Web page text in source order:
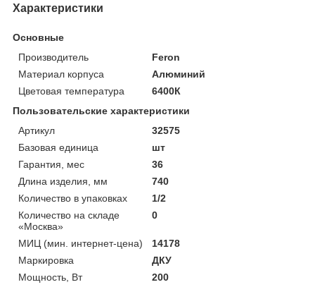
Характеристики
Основные
Производитель
Feron
Материал корпуса
Алюминий
Цветовая температура
6400К
Пользовательские характеристики
Артикул
32575
Базовая единица
шт
Гарантия, мес
36
Длина изделия, мм
740
Количество в упаковках
1/2
Количество на складе
«Москва»
0
МИЦ (мин. интернет-цена)
14178
Маркировка
ДКУ
Мощность, Вт
200